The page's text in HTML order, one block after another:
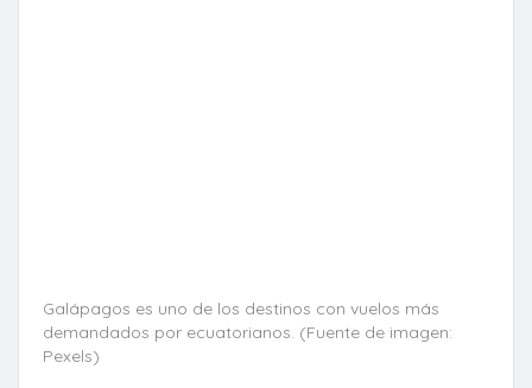
Galápagos es uno de los destinos con vuelos más
demandados por ecuatorianos. (Fuente de imagen:
Pexels)